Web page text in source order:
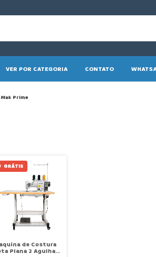
VER POR CATEGORIA CONTATO
Prime
GRÁTIS
de Costura
Plana 2 Agulhas